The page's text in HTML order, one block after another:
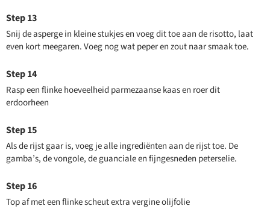
Snij de asperge in kleine stukjes en voeg dit toe aan de risotto, laat
even kort meegaren. Voeg nog wat peper en zout naar smaak toe.
Rasp een flinke hoeveelheid parmezaanse kaas en roer dit
erdoorheen
Als de rijst gaar is, voeg je alle ingrediënten aan de rijst toe. De
gamba’s, de vongole, de guanciale en fijngesneden peterselie.
Top af met een flinke scheut extra vergine olijfolie